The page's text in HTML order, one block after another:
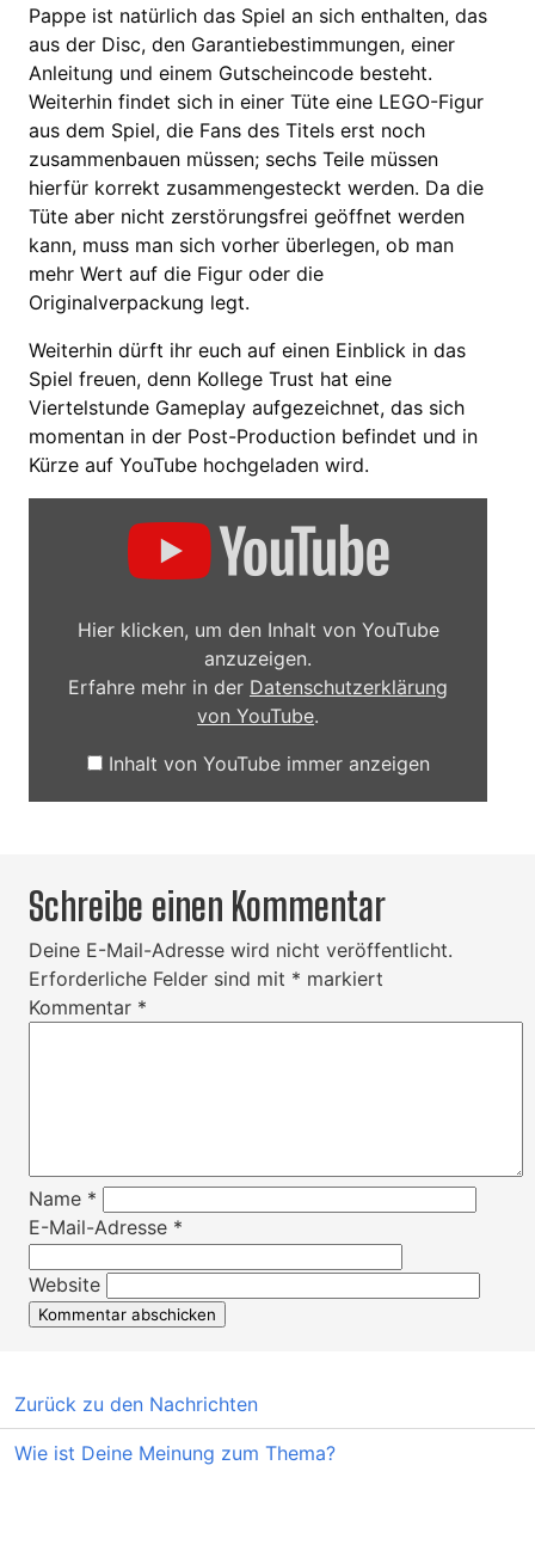
Pappe ist natürlich das Spiel an sich enthalten, das
aus der Disc, den Garantiebestimmungen, einer
Anleitung und einem Gutscheincode besteht.
Weiterhin findet sich in einer Tüte eine LEGO-Figur
aus dem Spiel, die Fans des Titels erst noch
zusammenbauen müssen; sechs Teile müssen
hierfür korrekt zusammengesteckt werden. Da die
Tüte aber nicht zerstörungsfrei geöffnet werden
kann, muss man sich vorher überlegen, ob man
mehr Wert auf die Figur oder die
Originalverpackung legt.
Weiterhin dürft ihr euch auf einen Einblick in das
Spiel freuen, denn Kollege Trust hat eine
Viertelstunde Gameplay aufgezeichnet, das sich
momentan in der Post-Production befindet und in
Kürze auf YouTube hochgeladen wird.
Hier klicken, um den Inhalt von YouTube
anzuzeigen.
Erfahre mehr in der Datenschutzerklärung
von YouTube.
Inhalt von YouTube immer anzeigen
Schreibe einen Kommentar
Deine E-Mail-Adresse wird nicht veröffentlicht.
Erforderliche Felder sind mit * markiert
Kommentar *
Name *
E-Mail-Adresse *
Website
Zurück zu den Nachrichten
Wie ist Deine Meinung zum Thema?